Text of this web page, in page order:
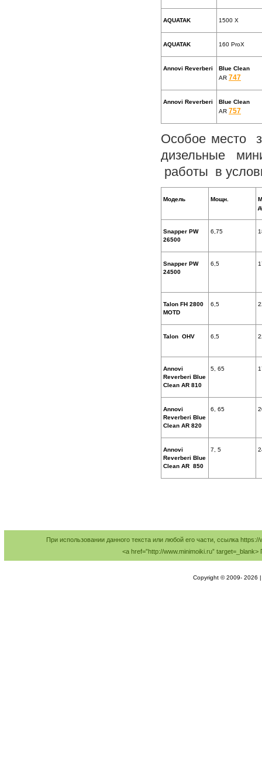
AQUATAK 1500 Х
AQUATAK 160 ProX
Annovi Reverberi
Blue Clean
AR 747
Annovi Reverberi
Blue Clean
AR 757
Особое место
дизельные
работы в
Модель Мощн.
Snapper PW
26500
6,75
Snapper PW
24500
6,5
Talon FH 2800
MOTD
6,5
Talon OHV 6,5
Annovi
Reverberi Blue
Clean AR 810
5, 65
Annovi
Reverberi Blue
Clean AR 820
6, 65
Annovi
Reverberi Blue
Clean AR 850
7, 5
При использовании данного текста или любой его части, ссылка
<a href=”http://www.minimoiki.ru”
Copyright © 2009- 2026